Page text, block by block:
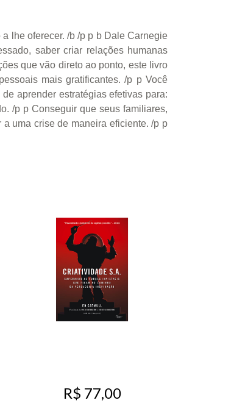
lhe oferecer. /b /p p b Dale Carnegie
saber criar relações humanas
que vão direto ao ponto, este livro
mais gratificantes. /p p Você
aprender estratégias efetivas para:
/p p Conseguir que seus familiares,
uma crise de maneira eficiente. /p p
R$ 77,00